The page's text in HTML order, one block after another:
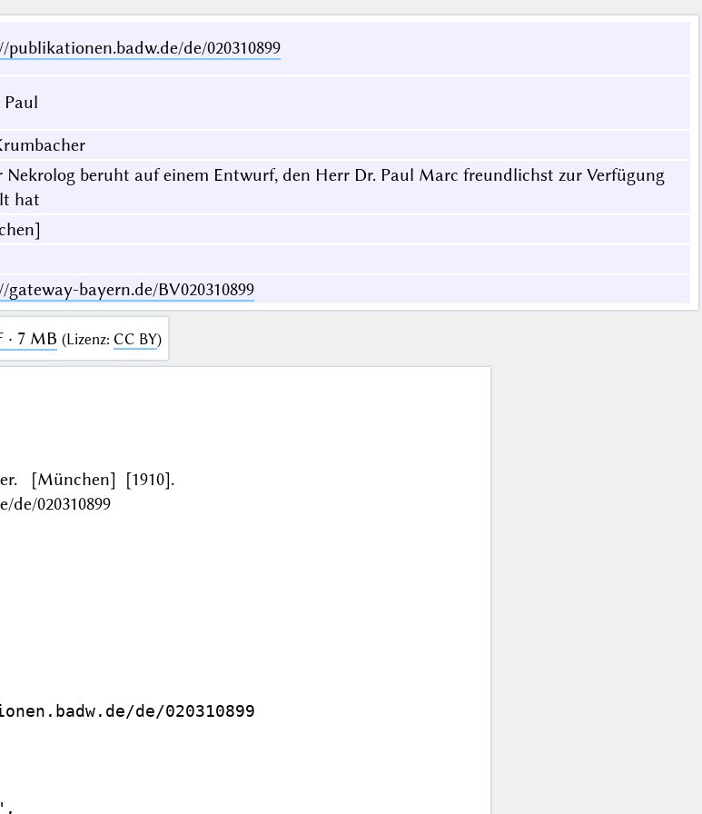
publikationen.badw.de/de/020310899
Paul
Nekrolog beruht auf einem Entwurf, den Herr Dr. Paul Marc freundlichst zur Verfügung
hat
gateway-bayern.de/BV020310899
· 7 MB (Lizenz: CC BY)
[München] [1910].
020310899
de/020310899